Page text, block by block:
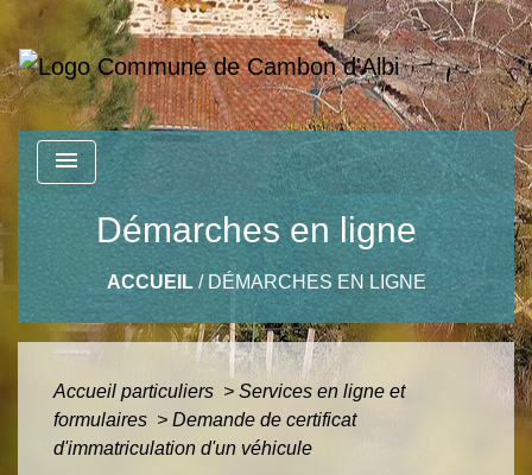
menu
Démarches en ligne
ACCUEIL/ DÉMARCHES EN LIGNE
Accueil particuliers > Services en ligne et
formulaires > Demande de certificat
d'immatriculation d'un véhicule